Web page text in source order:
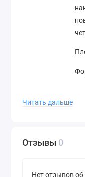
Читать дальше
Отзывы 0